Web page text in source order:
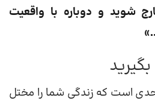
شوید و دوباره با واقعیت
است که زندگی شما را مختل